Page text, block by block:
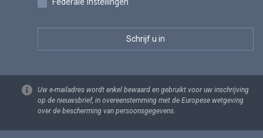
Uw e-mailadres wordt enkel bewaard en gebruikt voor uw inschrijving
op de nieuwsbrief, in overeenstemming met de Europese wetgeving
over de bescherming van persoonsgegevens.